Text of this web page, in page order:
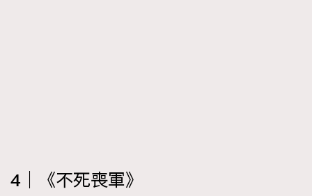
4｜《不死喪軍》